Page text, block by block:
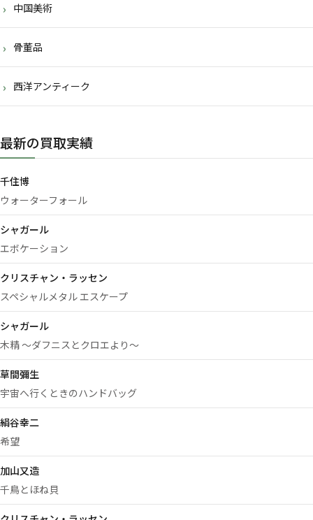
中国美術
骨董品
西洋アンティーク
最新の買取実績
千住博
ウォーターフォール
シャガール
エボケーション
クリスチャン・ラッセン
スペシャルメタル エスケープ
シャガール
木精 ～ダフニスとクロエより～
草間彌生
宇宙へ行くときのハンドバッグ
絹谷幸二
希望
加山又造
千鳥とほね貝